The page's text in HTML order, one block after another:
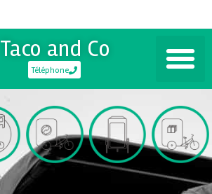
Taco and Co
Téléphone